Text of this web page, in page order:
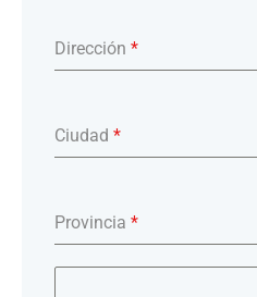
Dirección *
Ciudad *
Provincia *